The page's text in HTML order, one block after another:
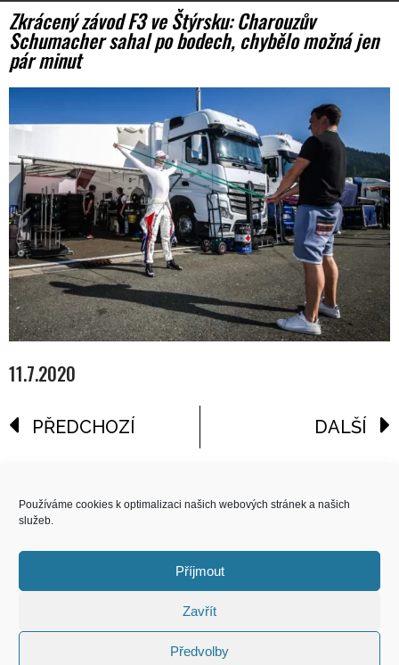
Používáme cookies k optimalizaci našich webových stránek a našich
služeb.
Příjmout
Zavřít
Předvolby
Zkrácený závod F3 ve Štýrsku: Charouzův
Schumacher sahal po bodech, chybělo možná jen
pár minut
11.7.2020
PŘEDCHOZÍ DALŠÍ
COPYRIGHT
© 2026 Speed Limit,
All Rights Reserved